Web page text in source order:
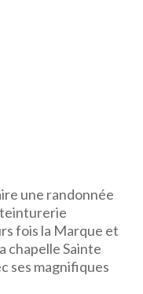
une randonnée
teinturerie
fois la Marque et
chapelle Sainte
ses magnifiques